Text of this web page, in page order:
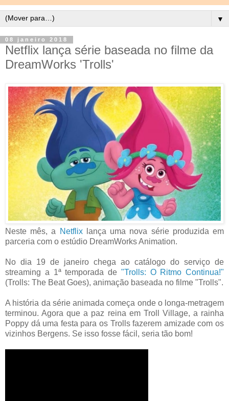
▼
08 janeiro 2018
Netflix lança série baseada no filme da
DreamWorks 'Trolls'
Neste mês, a Netflixlança uma nova série produzida em
parceria com o estúdio DreamWorks Animation.
No dia 19 de janeiro chega ao catálogo do serviço de
streaming a 1ª temporada de "Trolls: O Ritmo Continua!"
(Trolls: The Beat Goes), animação baseada no filme "Trolls".
A história da série animada começa onde o longa-metragem
terminou. Agora que a paz reina em Troll Village, a rainha
Poppy dá uma festa para os Trolls fazerem amizade com os
vizinhos Bergens. Se isso fosse fácil, seria tão bom!